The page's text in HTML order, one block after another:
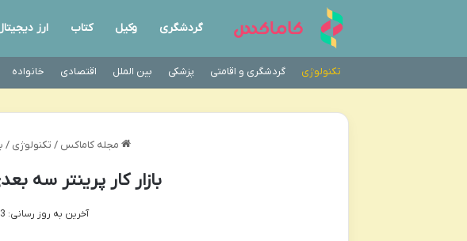
گردشگری وکیل کتاب ارز
تکنولوژی گردشگری و اقامتی پزشکی بین الملل اقتصادی خانواده
مجله کاماکس / تکنولوژی /
بازار کار پرینتر سه
آخرین به روز رسانی: 05/06/1403